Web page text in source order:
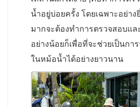
น้ำอยู่บ่อยครั้ง โดยเฉพาะอย่า
มากจะต้องทำการตรวจสอบแล
อย่างน้อยก็เพื่อที่จะช่วยเป็นกา
ในหม้อน้ำได้อย่างยาวนาน